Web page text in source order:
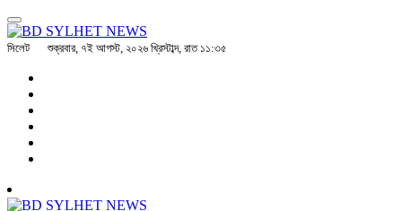
সিলেট শুক্রবার, ৭ই আগস্ট, ২০২৬ খ্রিস্টাব্দ, রাত ১১:৩৫